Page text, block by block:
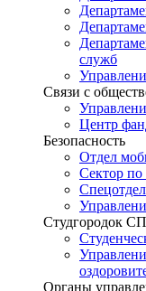
служб
Связи с
Центр
Безопасность
Отдел
Сектор
Спецотдел
Студгородок
Органы